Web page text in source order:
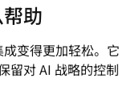
助
变得更加轻松。它
留对 AI 战略的控制